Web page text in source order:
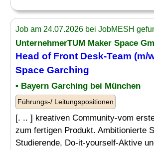
Job am 24.07.2026 bei JobMESH
UnternehmerTUM Maker Space
Head of Front Desk-Team (m/
Space Garching
• Bayern Garching bei München
Führungs-/ Leitungspositionen
[. .. ] kreativen Community-vom
zum fertigen Produkt. Ambitionierte
Studierende, Do-it-yourself-Aktive